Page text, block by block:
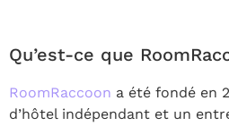
Qu’est-ce que
RoomRaccoon a été fondé en
d’hôtel indépendant et un